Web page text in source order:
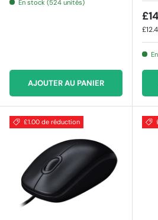
En stock (524 unités)
AJOUTER AU PANIER
£1.00 de réduction